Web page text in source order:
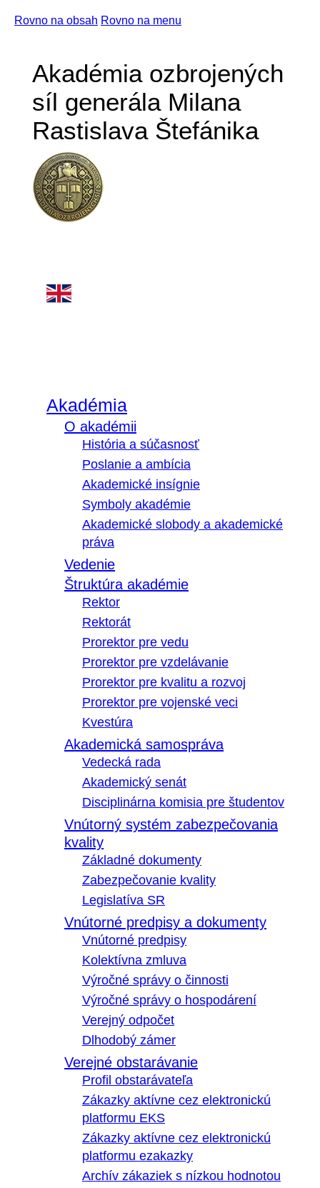
Rovno na obsah Rovno na menu
Akadémia ozbrojených
síl generála Milana
Rastislava Štefánika
Akadémia
O akadémii
História a súčasnosť
Poslanie a ambícia
Akademické insígnie
Symboly akadémie
Akademické slobody a akademické
práva
Vedenie
Štruktúra akadémie
Rektor
Rektorát
Prorektor pre vedu
Prorektor pre vzdelávanie
Prorektor pre kvalitu a rozvoj
Prorektor pre vojenské veci
Kvestúra
Akademická samospráva
Vedecká rada
Akademický senát
Disciplinárna komisia pre študentov
Vnútorný systém zabezpečovania
kvality
Základné dokumenty
Zabezpečovanie kvality
Legislatíva SR
Vnútorné predpisy a dokumenty
Vnútorné predpisy
Kolektívna zmluva
Výročné správy o činnosti
Výročné správy o hospodárení
Verejný odpočet
Dlhodobý zámer
Verejné obstarávanie
Profil obstarávateľa
Zákazky aktívne cez elektronickú
platformu EKS
Zákazky aktívne cez elektronickú
platformu ezakazky
Archív zákaziek s nízkou hodnotou